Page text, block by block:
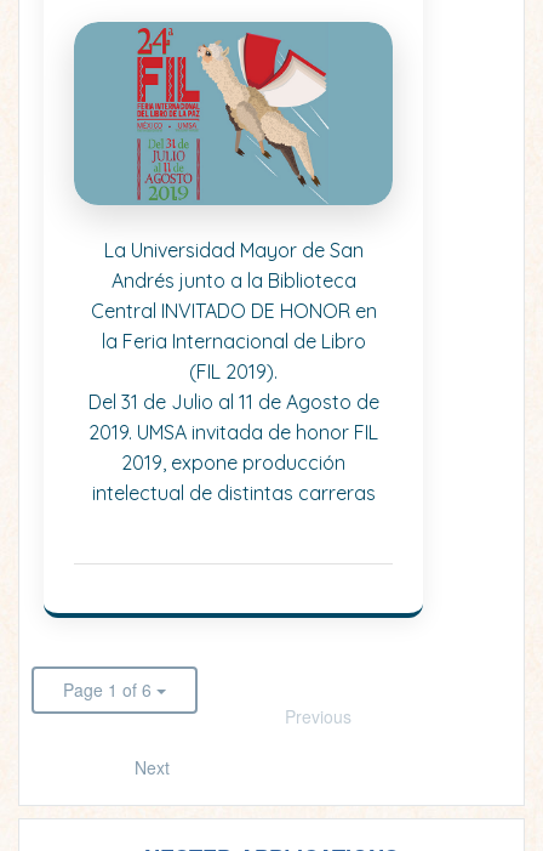
La Universidad Mayor de San
Andrés junto a la Biblioteca
Central INVITADO DE HONOR en
la Feria Internacional de Libro
(FIL 2019).
Del 31 de Julio al 11 de Agosto de
2019. UMSA invitada de honor FIL
2019, expone producción
intelectual de distintas carreras
Page 1 of 6
Previous
Next